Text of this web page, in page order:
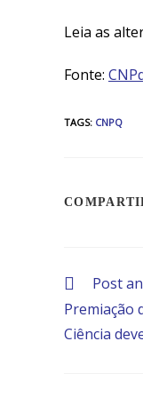
Leia as
Fonte:
TAGS: CNPQ
Post
Premiação
Ciência